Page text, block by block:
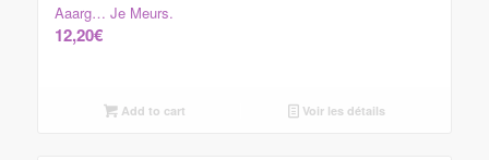
Aaarg… Je Meurs.
12,20€
Add to cart Voir les détails